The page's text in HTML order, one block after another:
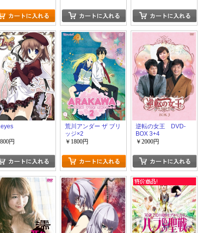
円
荒川アンダー ザ ブリ
ッジ×2
￥1800円
逆転の女王 DVD-
BOX 3+4
￥2000円